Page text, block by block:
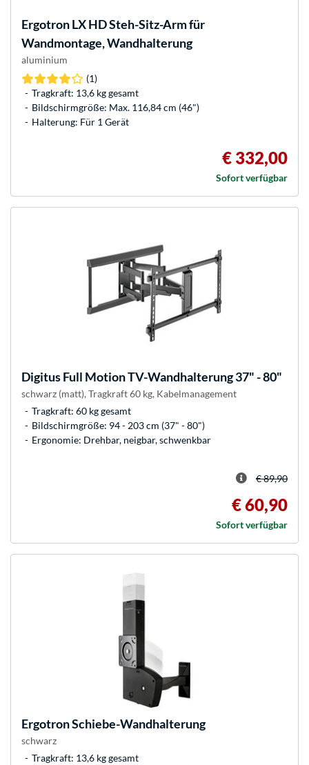
ErgotronLX HD Steh-Sitz-Arm für
Wandmontage, Wandhalterung
aluminium
(1)
Tragkraft: 13,6 kg gesamt
Bildschirmgröße: Max. 116,84 cm (46")
Halterung: Für 1 Gerät
€ 332,00
Sofort verfügbar
DigitusFull Motion TV-Wandhalterung 37" - 80"
schwarz (matt), Tragkraft 60 kg, Kabelmanagement
Tragkraft: 60 kg gesamt
Bildschirmgröße: 94 - 203 cm (37" - 80")
Ergonomie: Drehbar, neigbar, schwenkbar
€ 89,90
€ 60,90
Sofort verfügbar
ErgotronSchiebe-Wandhalterung
schwarz
Tragkraft: 13,6 kg gesamt